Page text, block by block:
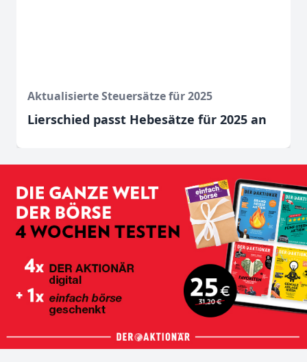
Aktualisierte Steuersätze für 2025
Lierschied passt Hebesätze für 2025 an